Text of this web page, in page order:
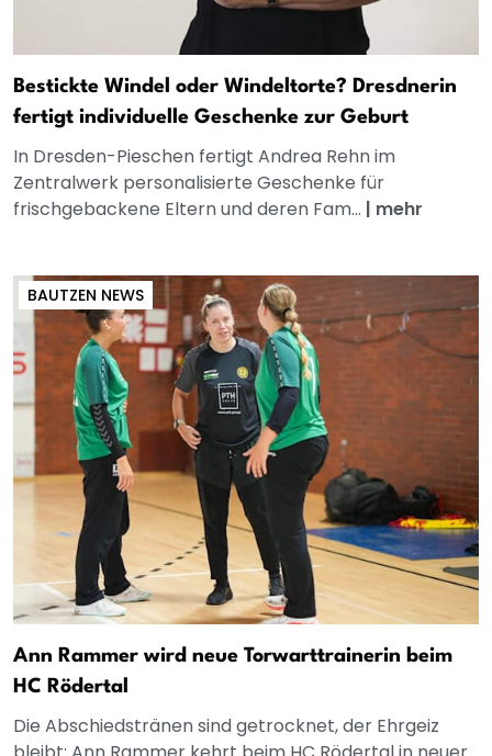
Bestickte Windel oder Windeltorte? Dresdnerin
fertigt individuelle Geschenke zur Geburt
In Dresden-Pieschen fertigt Andrea Rehn im
Zentralwerk personalisierte Geschenke für
frischgebackene Eltern und deren Fam... | mehr
BAUTZEN NEWS
Ann Rammer wird neue Torwarttrainerin beim
HC Rödertal
Die Abschiedstränen sind getrocknet, der Ehrgeiz